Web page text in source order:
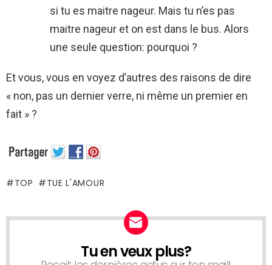
si tu es maitre nageur. Mais tu n’es pas
maitre nageur et on est dans le bus. Alors
une seule question: pourquoi ?
Et vous, vous en voyez d’autres des raisons de dire
« non, pas un dernier verre, ni même un premier en
fait » ?
TOP TUE L'AMOUR
NEWSLETTERTu en veux plus?